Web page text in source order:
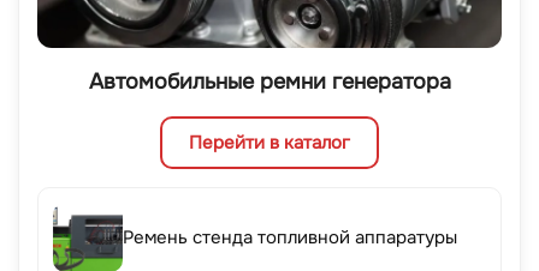
Автомобильные ремни генератора
Перейти в каталог
Ремень стенда топливной аппаратуры